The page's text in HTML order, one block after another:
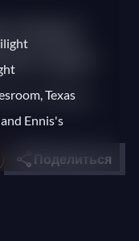
Texas
Ennis's
гора»
Жерара
Поделиться